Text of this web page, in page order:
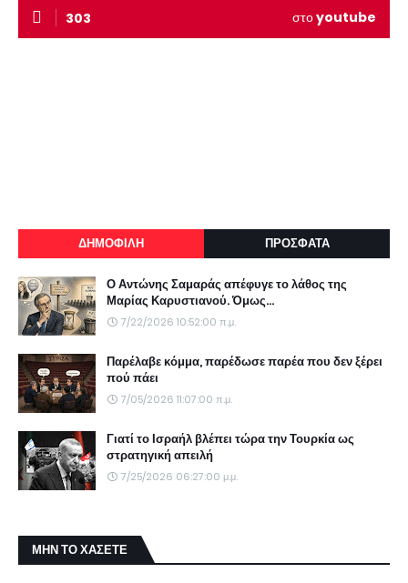
303 στοyoutube
ΔΗΜΟΦΙΛΗ ΠΡΟΣΦΑΤΑ
Ο Αντώνης Σαμαράς απέφυγε το λάθος της
Μαρίας Καρυστιανού. Όμως...
7/22/2026 10:52:00 π.μ.
Παρέλαβε κόμμα, παρέδωσε παρέα που δεν ξέρει
πού πάει
7/05/2026 11:07:00 π.μ.
Γιατί το Ισραήλ βλέπει τώρα την Τουρκία ως
στρατηγική απειλή
7/25/2026 06:27:00 μ.μ.
ΜΗΝ ΤΟ ΧΑΣΕΤΕ